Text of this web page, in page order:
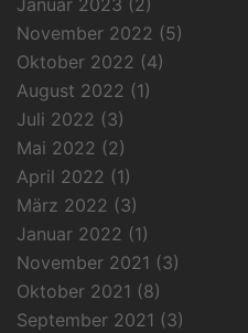
Januar 2023 (2)
November 2022 (5)
Oktober 2022 (4)
August 2022 (1)
Juli 2022 (3)
Mai 2022 (2)
April 2022 (1)
März 2022 (3)
Januar 2022 (1)
November 2021 (3)
Oktober 2021 (8)
September 2021 (3)